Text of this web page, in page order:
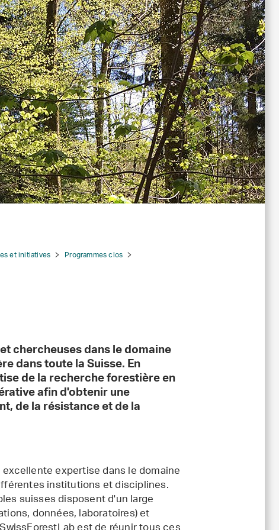
et initiatives
Programmes clos
chercheuses dans le domaine
dans toute la Suisse. En
de la recherche forestière en
afin d'obtenir une
de la résistance et de la
expertise dans le domaine
institutions et disciplines.
suisses disposent d'un large
données, laboratoires) et